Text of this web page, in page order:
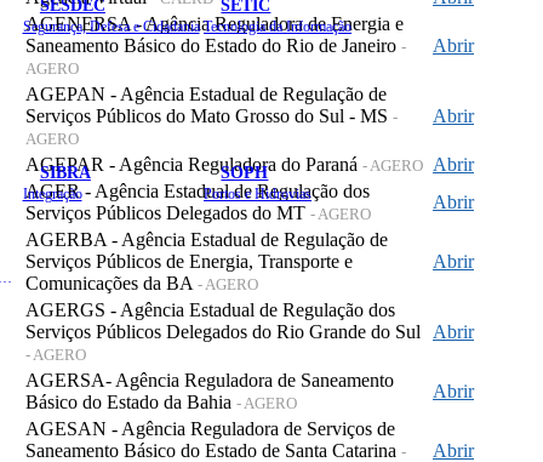
SESDEC
Segurança, Defesa e Cidadania
SETIC
Tecnologia da Informação
SIBRA
Integração
SOPH
Portos e Hidrovias
AGENERSA - Agência Reguladora de Energia e
Saneamento Básico do Estado do Rio de Janeiro -
AGERO
Abrir
AGEPAN - Agência Estadual de Regulação de
Serviços Públicos do Mato Grosso do Sul - MS -
AGERO
Abrir
AGEPAR - Agência Reguladora do Paraná - AGERO Abrir
AGER - Agência Estadual de Regulação dos
Serviços Públicos Delegados do MT - AGERO
Abrir
AGERBA - Agência Estadual de Regulação de
Serviços Públicos de Energia, Transporte e
Comunicações da BA - AGERO
Abrir
AGERGS - Agência Estadual de Regulação dos
Serviços Públicos Delegados do Rio Grande do Sul
- AGERO
Abrir
AGERSA- Agência Reguladora de Saneamento
Básico do Estado da Bahia - AGERO
Abrir
AGESAN - Agência Reguladora de Serviços de
Saneamento Básico do Estado de Santa Catarina -
Abrir